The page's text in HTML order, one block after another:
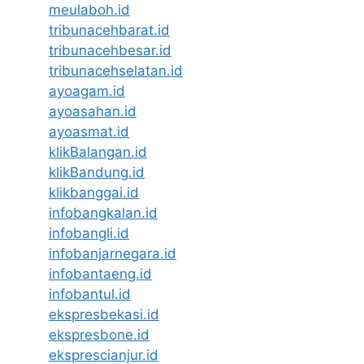
meulaboh.id
tribunacehbarat.id
tribunacehbesar.id
tribunacehselatan.id
ayoagam.id
ayoasahan.id
ayoasmat.id
klikBalangan.id
klikBandung.id
klikbanggai.id
infobangkalan.id
infobangli.id
infobanjarnegara.id
infobantaeng.id
infobantul.id
ekspresbekasi.id
ekspresbone.id
eksprescianjur.id